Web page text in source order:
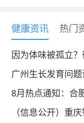
健康资讯 热门
因为体味被孤立？徐州治疗腋臭医
广州生长发育问
8月热点通知：合肥哪家儿童多动
（信息公开）重庆银屑病医院哪